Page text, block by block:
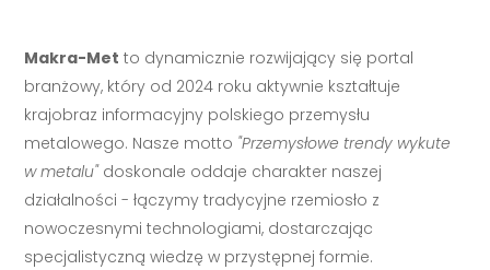
Makra-Met to dynamicznie rozwijający się portal
branżowy, który od 2024 roku aktywnie kształtuje
krajobraz informacyjny polskiego przemysłu
metalowego. Nasze motto "Przemysłowe trendy wykute
w metalu"doskonale oddaje charakter naszej
działalności - łączymy tradycyjne rzemiosło z
nowoczesnymi technologiami, dostarczając
specjalistyczną wiedzę w przystępnej formie.